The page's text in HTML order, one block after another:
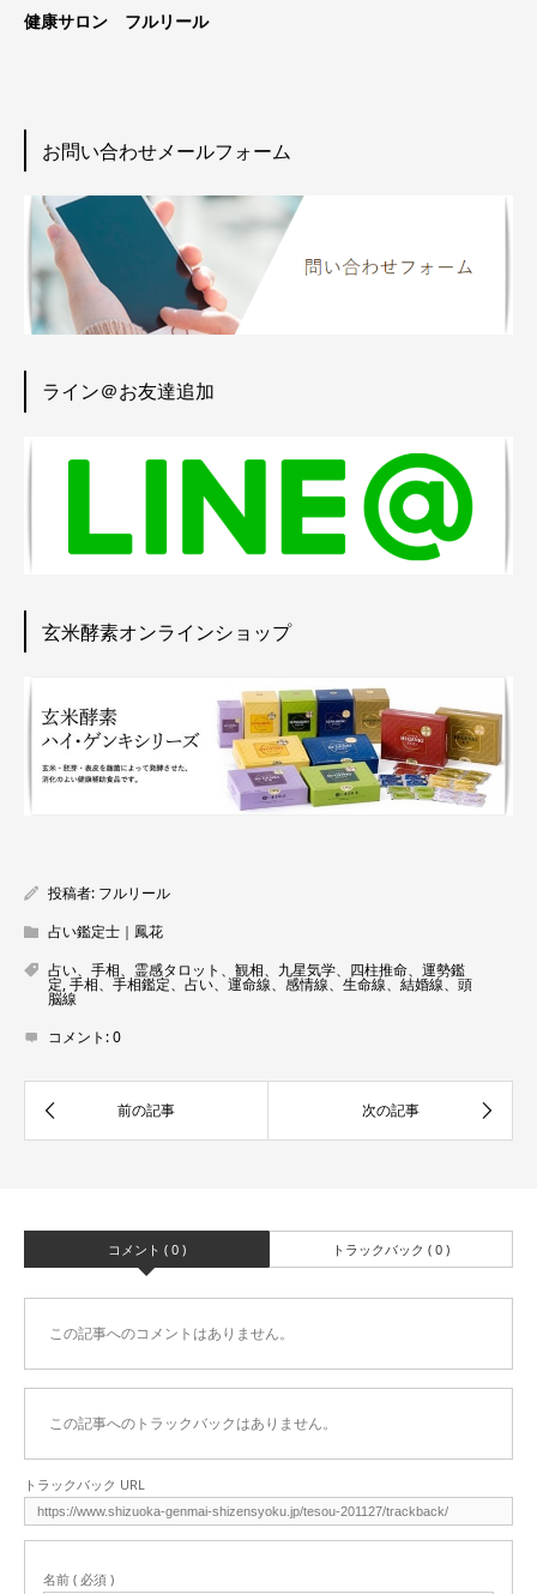
健康サロン フルリール
お問い合わせメールフォーム
ライン＠お友達追加
玄米酵素オンラインショップ
投稿者: フルリール
占い鑑定士｜鳳花
占い、手相、霊感タロット、観相、九星気学、四柱推命、運勢鑑
定,手相、手相鑑定、占い、運命線、感情線、生命線、結婚線、頭
脳線
コメント:0
コメント ( 0 ) トラックバック ( 0 )
この記事へのコメントはありません。
この記事へのトラックバックはありません。
トラックバック URL
名前 ( 必須 )